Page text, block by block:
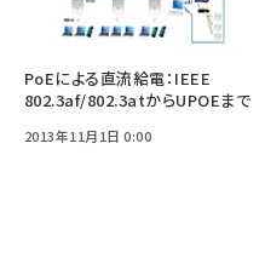
PoEによる直流給電：IEEE
802.3af/802.3atからUPOEまで
2013年11月1日 0:00